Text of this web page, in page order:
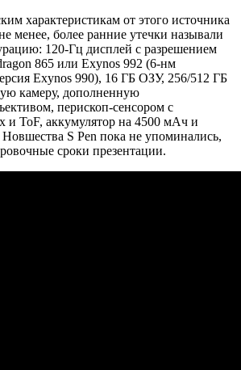
характеристикам от этого источника
менее, более ранние утечки называли
120-Гц дисплей с разрешением
865 или Exynos 992 (6-нм
Exynos 990), 16 ГБ ОЗУ, 256/512 ГБ
камеру, дополненную
перископ-сенсором с
и ToF, аккумулятор на 4500 мАч и
S Pen пока не упоминались,
сроки презентации.